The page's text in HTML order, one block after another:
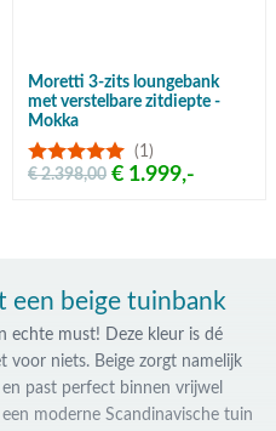
Moretti 3-zits loungebank
met verstelbare zitdiepte -
Mokka
(1)
€ 1.999,-
€ 2.398,00
een beige tuinbank
echte must! Deze kleur is dé
niets. Beige zorgt namelijk
past perfect binnen vrijwel
moderne Scandinavische tuin